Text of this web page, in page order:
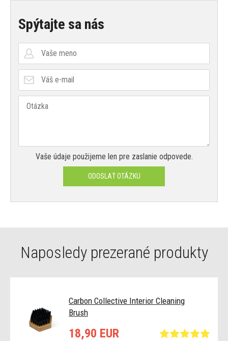
Spýtajte sa nás
Vaše údaje použijeme len pre zaslanie odpovede.
ODOSLAŤ OTÁZKU
Naposledy prezerané produkty
Carbon Collective Interior Cleaning
Brush
18,90 EUR